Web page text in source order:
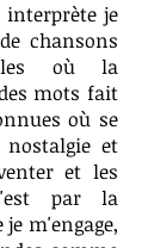
je
chansons
où la
mots fait
où se
et
et les
par la
m'engage,